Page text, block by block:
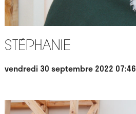
Stéphanie
vendredi 30 septembre 2022 07:46